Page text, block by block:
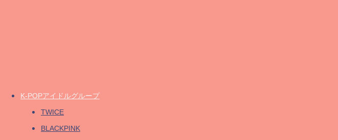
K-POPアイドルグループ
TWICE
BLACKPINK